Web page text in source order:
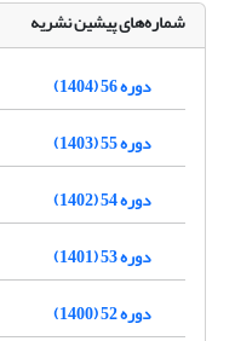
شماره‌های پیشین نشریه
دوره 56 (1404)
دوره 55 (1403)
دوره 54 (1402)
دوره 53 (1401)
دوره 52 (1400)